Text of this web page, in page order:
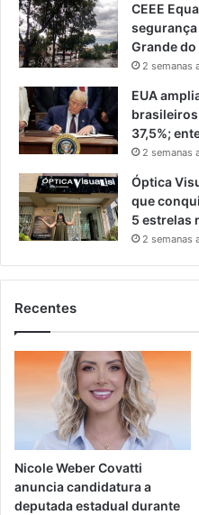
CEEE
Grande do
2 semanas
EUA
brasileiros
37,5%;
2 semanas
Óptica
que
5 estrelas
2 semanas
Recentes
Nicole Weber Covatti
anuncia candidatura a
deputada estadual durante